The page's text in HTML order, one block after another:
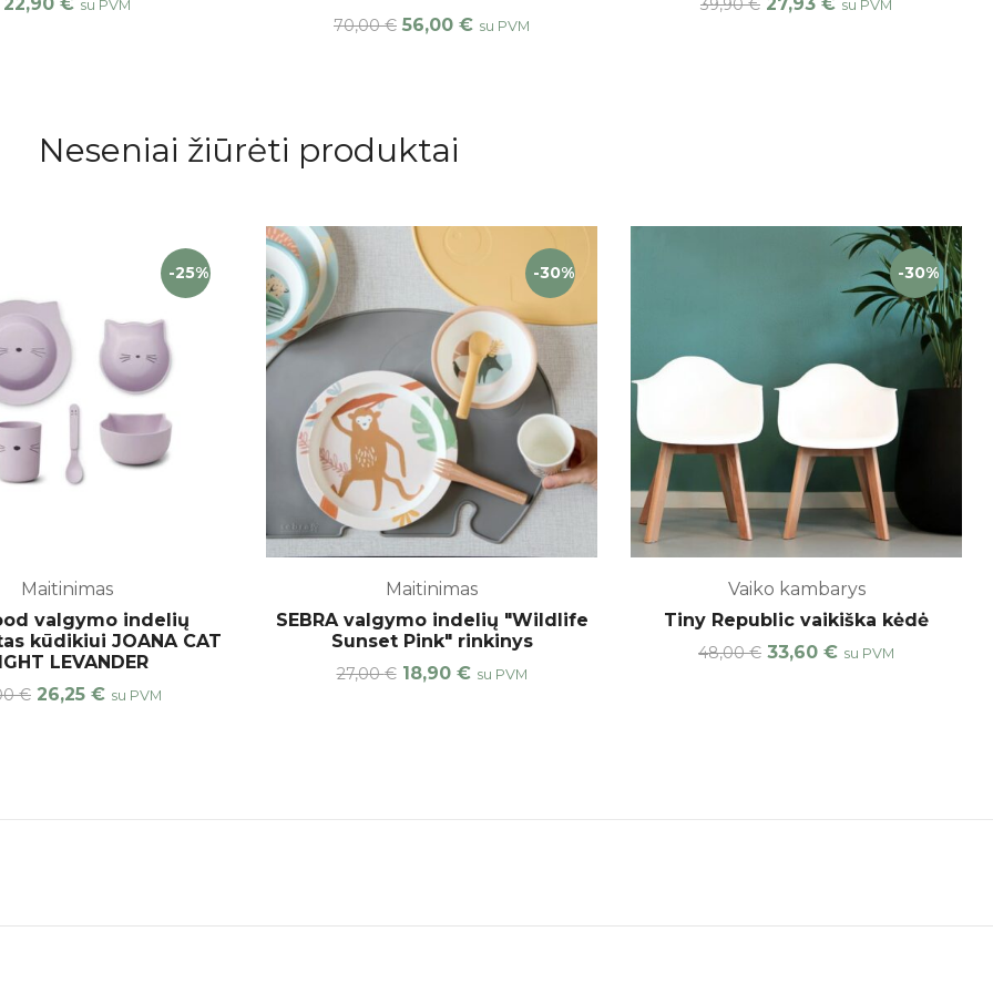
su PVM
70,00€ 56,00 € su PVM
39,90€ su PVM
Neseniai žiūrėti produktai
-25%
Maitinimas
valgymo indelių
kūdikiui JOANA CAT
LEVANDER
€ 26,25 € su PVM
-30%
Maitinimas
SEBRA valgymo indelių "Wildlife
Sunset Pink" rinkinys
27,00€ 18,90 € su PVM
-30%
Vaiko kambarys
Tiny Republic vaikiška kėdė
48,00€ 33,60 € su PVM